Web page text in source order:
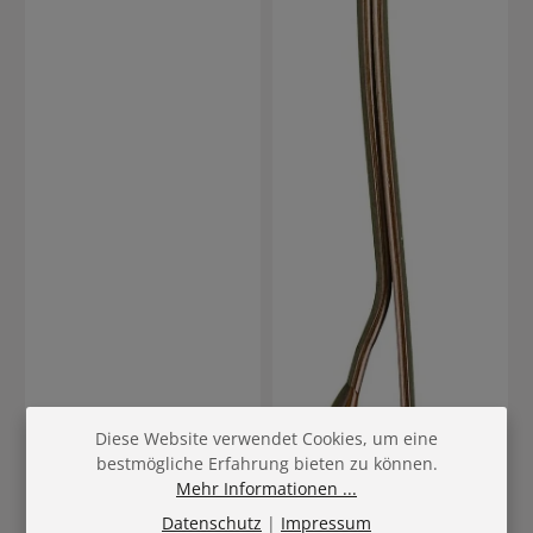
Diese Website verwendet Cookies, um eine
bestmögliche Erfahrung bieten zu können.
Mehr Informationen ...
Datenschutz | Impressum